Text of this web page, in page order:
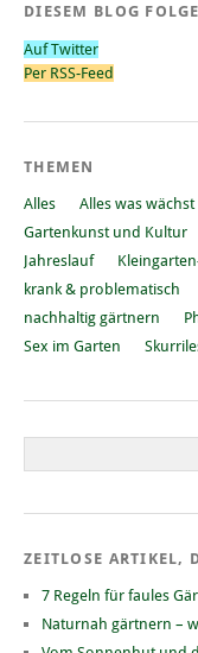
DIESEM BLOG
Auf Twitter
Per RSS-Feed
THEMEN
Alles Alles was wächst
Gartenkunst und Kultur
Jahreslauf
krank & problematisch
nachhaltig gärtnern
Sex im Garten
ZEITLOSE ARTIKEL,
7 Regeln für faules
Naturnah gärtnern –